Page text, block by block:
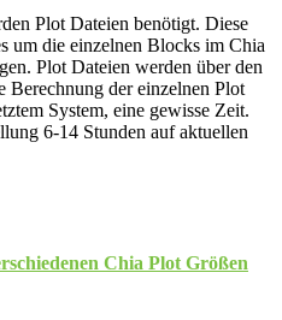
Plot Dateien benötigt. Diese
um die einzelnen Blocks im Chia
Plot Dateien werden über den
der einzelnen Plot
System, eine gewisse Zeit.
6-14 Stunden auf aktuellen
Chia Plot Größen